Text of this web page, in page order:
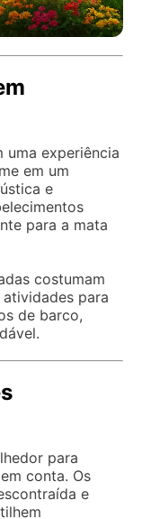
uma experiência
em um
e
para a mata
costumam
para
de barco,
para
conta. Os
e